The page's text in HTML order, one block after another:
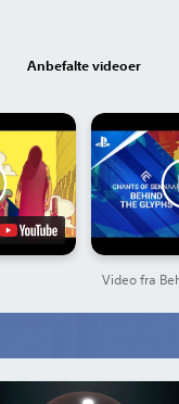
Anbefalte videoer
Video fra